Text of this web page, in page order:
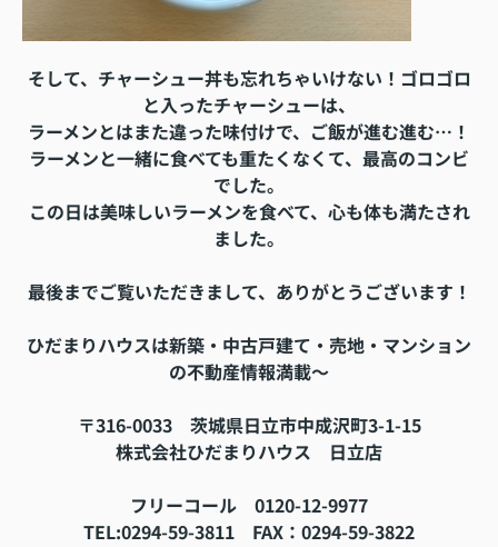
そして、チャーシュー丼も忘れちゃいけない！ゴロゴロ
と入ったチャーシューは、
ラーメンとはまた違った味付けで、ご飯が進む進む…！
ラーメンと一緒に食べても重たくなくて、最高のコンビ
でした。
この日は美味しいラーメンを食べて、心も体も満たされ
ました。
最後までご覧いただきまして、ありがとうございます！
ひだまりハウスは新築・中古戸建て・売地・マンション
の不動産情報満載～
〒316-0033 茨城県日立市中成沢町3-1-15
株式会社ひだまりハウス 日立店
フリーコール 0120-12-9977
TEL:0294-59-3811 FAX：0294-59-3822